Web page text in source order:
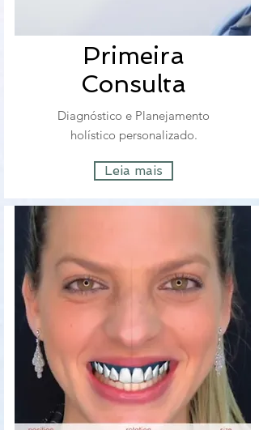
Primeira
Consulta
Diagnóstico e Planejamento
holístico personalizado.
Leia mais